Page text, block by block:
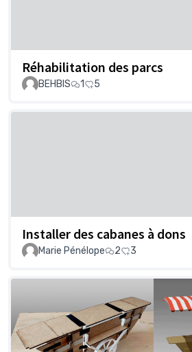
Réhabilitation des parcs
BEHBIS
1 5
Installer des cabanes à dons
Marie Pénélope
2 3